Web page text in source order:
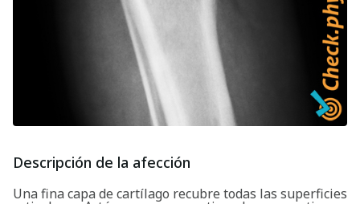
Descripción de la afección
Una fina capa de cartílago recubre todas las superficies